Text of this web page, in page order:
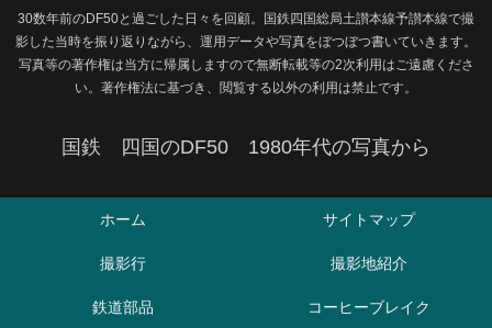
30数年前のDF50と過ごした日々を回顧。国鉄四国総局土讃本線予讃本線で撮
影した当時を振り返りながら、運用データや写真をぼつぼつ書いていきます。
写真等の著作権は当方に帰属しますので無断転載等の2次利用はご遠慮くださ
い。著作権法に基づき、閲覧する以外の利用は禁止です。
国鉄 四国のDF50 1980年代の写真から
ホーム サイトマップ
撮影行 撮影地紹介
鉄道部品 コーヒーブレイク